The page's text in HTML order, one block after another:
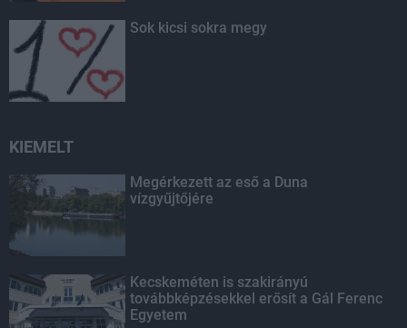
Sok kicsi sokra megy
KIEMELT
Megérkezett az eső a Duna
vízgyűjtőjére
Kecskeméten is szakirányú
továbbképzésekkel erősít a Gál Ferenc
Egyetem